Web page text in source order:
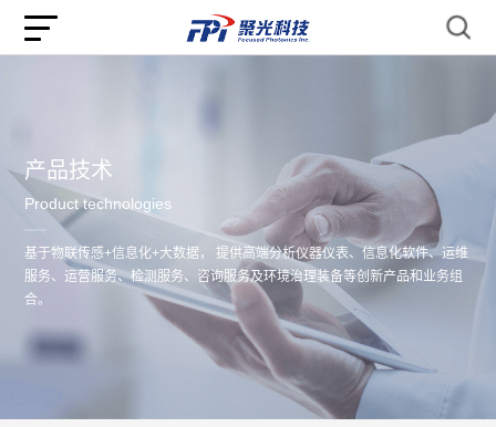
产品技术
Product technologies
基于物联传感+信息化+大数据， 提供高端分析仪器仪表、信息化软件、运维
服务、运营服务、检测服务、咨询服务及环境治理装备等创新产品和业务组
合。